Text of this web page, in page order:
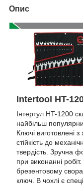
Опис
Intertool HT-
Інтертул HT-1200
найбільш
Ключі виготовлені
стійкість до
твердість. Зручна
при виконанні
брезентовому
ключ. В чохлі є